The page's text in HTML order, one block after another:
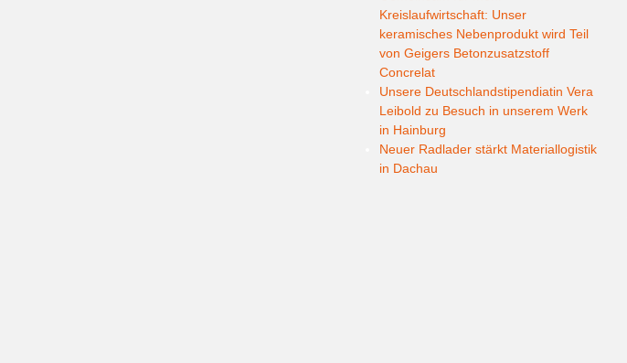
Kreislaufwirtschaft: Unser
keramisches Nebenprodukt wird Teil
von Geigers Betonzusatzstoff
Concrelat
Unsere Deutschlandstipendiatin Vera
Leibold zu Besuch in unserem Werk
in Hainburg
Neuer Radlader stärkt Materiallogistik
in Dachau